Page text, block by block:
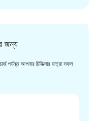
জন্য
পর্যন্ত আপনার চিকিত্সার যাত্রা সফল